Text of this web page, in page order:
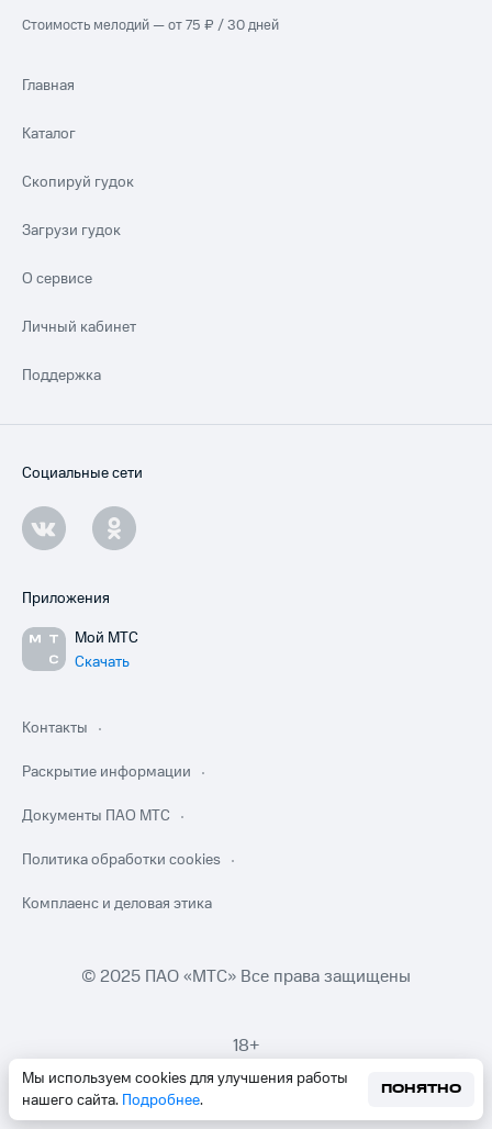
Мы используем cookies для улучшения работы
нашего сайта. Подробнее.
ПОНЯТНО
Стоимость мелодий — от 75 ₽ / 30 дней
Главная
Каталог
Скопируй гудок
Загрузи гудок
О сервисе
Личный кабинет
Поддержка
Социальные сети
Приложения
Мой МТС
Скачать
Контакты
Раскрытие информации
Документы ПАО МТС
Политика обработки cookies
Комплаенс и деловая этика
© 2025 ПАО «МТС» Все права защищены
18+